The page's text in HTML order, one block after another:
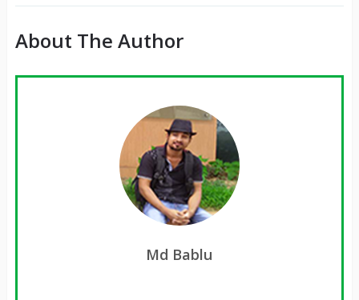
About The Author
Md Bablu